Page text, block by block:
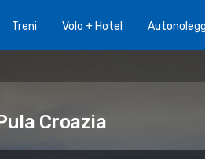
Treni Volo + Hotel
Croazia